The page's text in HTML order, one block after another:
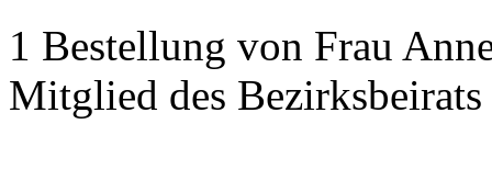
1 Bestellung von Frau
Mitglied des